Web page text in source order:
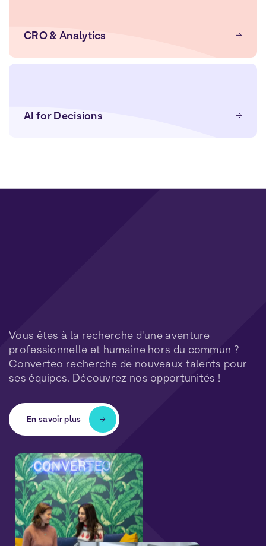
CRO & Analytics
AI for Decisions
Vous êtes à la recherche d'une aventure
professionnelle et humaine hors du commun ?
Converteo recherche de nouveaux talents pour
ses équipes. Découvrez nos opportunités !
En savoir plus